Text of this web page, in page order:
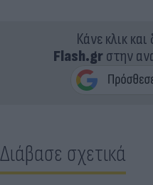
Κάνε κλικ
Flash.grστην
Διάβασε σχετικά